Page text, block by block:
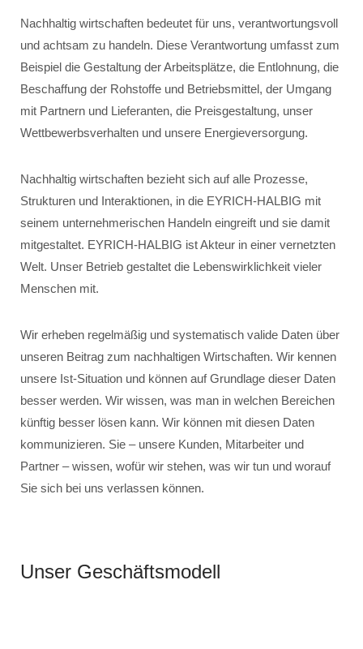
Nachhaltig wirtschaften bedeutet für uns, verantwortungsvoll
und achtsam zu handeln. Diese Verantwortung umfasst zum
Beispiel die Gestaltung der Arbeitsplätze, die Entlohnung, die
Beschaffung der Rohstoffe und Betriebsmittel, der Umgang
mit Partnern und Lieferanten, die Preisgestaltung, unser
Wettbewerbsverhalten und unsere Energieversorgung.
Nachhaltig wirtschaften bezieht sich auf alle Prozesse,
Strukturen und Interaktionen, in die EYRICH-HALBIG mit
seinem unternehmerischen Handeln eingreift und sie damit
mitgestaltet. EYRICH-HALBIG ist Akteur in einer vernetzten
Welt. Unser Betrieb gestaltet die Lebenswirklichkeit vieler
Menschen mit.
Wir erheben regelmäßig und systematisch valide Daten über
unseren Beitrag zum nachhaltigen Wirtschaften. Wir kennen
unsere Ist-Situation und können auf Grundlage dieser Daten
besser werden. Wir wissen, was man in welchen Bereichen
künftig besser lösen kann. Wir können mit diesen Daten
kommunizieren. Sie – unsere Kunden, Mitarbeiter und
Partner – wissen, wofür wir stehen, was wir tun und worauf
Sie sich bei uns verlassen können.
Unser Geschäftsmodell